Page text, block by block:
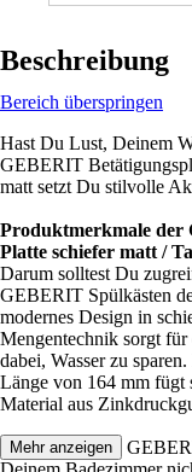
Beschreibung
Bereich überspringen
Hast Du Lust, Deinem
GEBERIT
matt setzt Du stilvolle
Produktmerkmale der
Platte schiefer matt /
Darum solltest Du
GEBERIT Spülkästen
modernes Design in
Mengentechnik sorgt
dabei, Wasser zu
Länge von 164 mm fügt
Material aus
Festgezurrt: Die
Mehr anzeigen